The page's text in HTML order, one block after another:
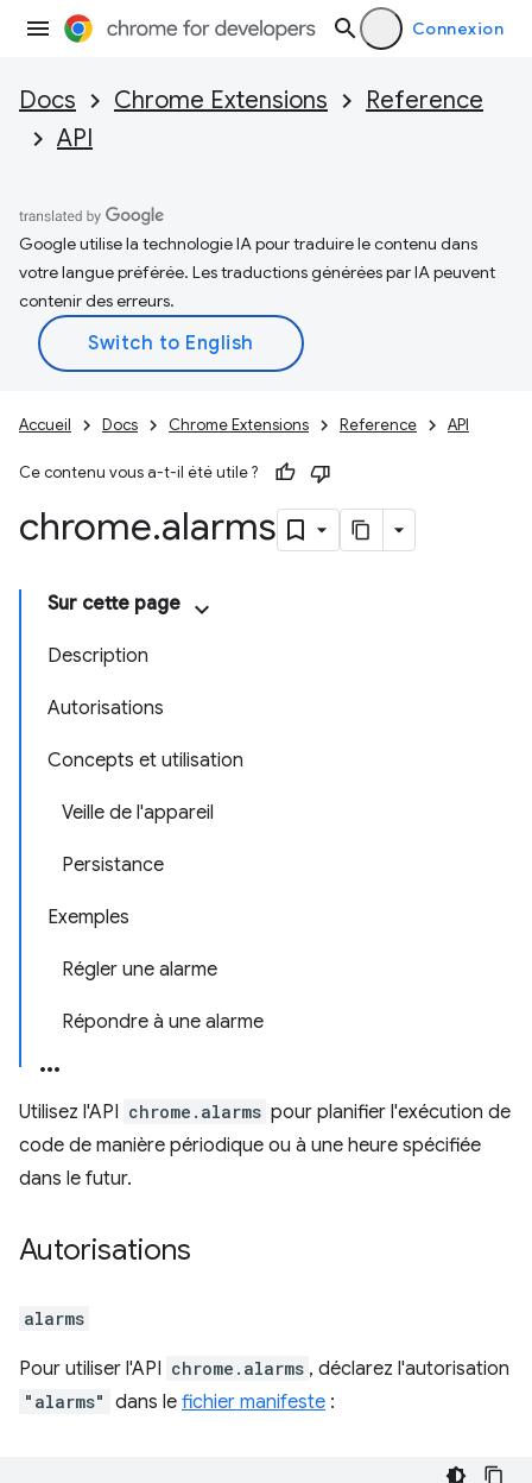
Connexion
Docs Chrome Extensions
Reference
API
Google utilise la technologie IA pour traduire le contenu dans
votre langue préférée. Les traductions générées par IA peuvent
contenir des erreurs.
Accueil Docs Chrome Extensions Reference API
Ce contenu vous a-t-il été utile ?
chrome.alarms
Sur cette page
Description
Autorisations
Concepts et utilisation
Veille de l'appareil
Persistance
Exemples
Régler une alarme
Répondre à une alarme
Utilisez l'API chrome.alarms pour planifier l'exécution de
code de manière périodique ou à une heure spécifiée
dans le futur.
Autorisations
alarms
Pour utiliser l'API chrome.alarms , déclarez l'autorisation
"alarms" dans le fichier manifeste :